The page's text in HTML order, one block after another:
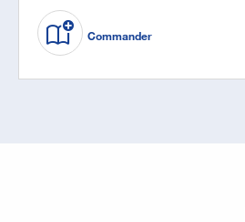
Commander